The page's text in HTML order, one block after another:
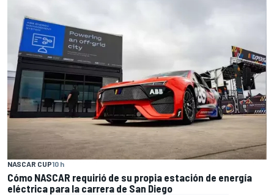
NASCAR CUP10 h
Cómo NASCAR requirió de su propia estación de energía
eléctrica para la carrera de San Diego